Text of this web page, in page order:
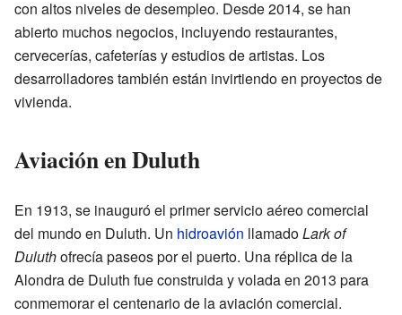
con altos niveles de desempleo. Desde 2014, se han
abierto muchos negocios, incluyendo restaurantes,
cervecerías, cafeterías y estudios de artistas. Los
desarrolladores también están invirtiendo en proyectos de
vivienda.
Aviación en Duluth
En 1913, se inauguró el primer servicio aéreo comercial
del mundo en Duluth. Un hidroavión llamadoLark of
Duluthofrecía paseos por el puerto. Una réplica de la
Alondra de Duluth fue construida y volada en 2013 para
conmemorar el centenario de la aviación comercial.